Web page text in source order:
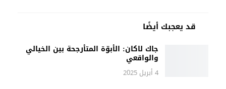
قد يعجبك أيضًا
جاك لاكان: الأبوّة المتأرجحة بين الخيالي
والواقعي
4 أبريل 2025